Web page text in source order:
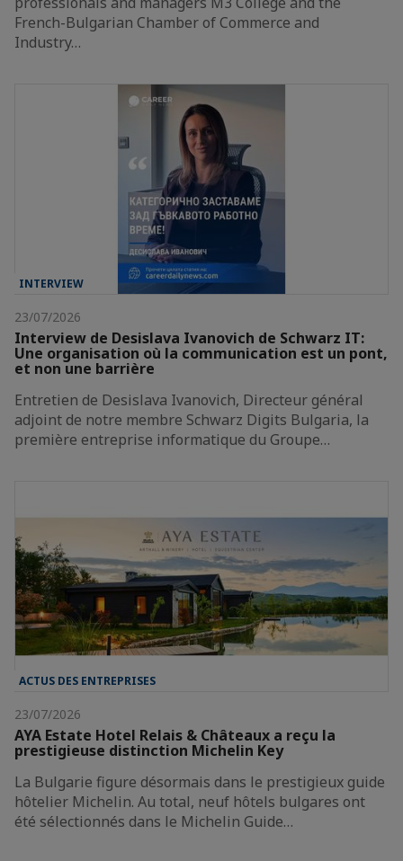
French-Bulgarian Chamber of Commerce and
Industry…
INTERVIEW
23/07/2026
Interview de Desislava Ivanovich de Schwarz IT:
Une organisation où la communication est un pont,
et non une barrière
Entretien de Desislava Ivanovich, Directeur général
adjoint de notre membre Schwarz Digits Bulgaria, la
première entreprise informatique du Groupe…
ACTUS DES ENTREPRISES
23/07/2026
AYA Estate Hotel Relais & Châteaux a reçu la
prestigieuse distinction Michelin Key
La Bulgarie figure désormais dans le prestigieux guide
hôtelier Michelin. Au total, neuf hôtels bulgares ont
été sélectionnés dans le Michelin Guide…